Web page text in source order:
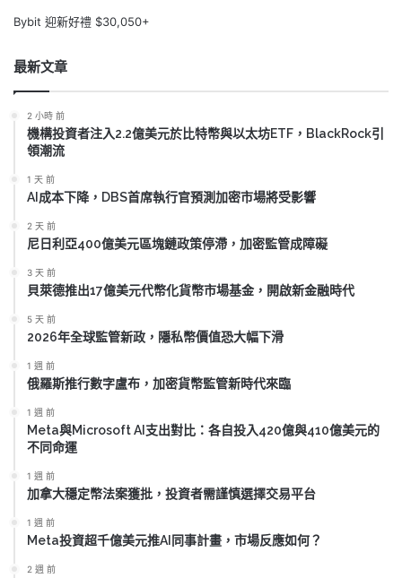
Bybit 迎新好禮 $30,050+
最新文章
2 小時 前
機構投資者注入2.2億美元於比特幣與以太坊ETF，BlackRock引
領潮流
1 天 前
AI成本下降，DBS首席執行官預測加密市場將受影響
2 天 前
尼日利亞400億美元區塊鏈政策停滯，加密監管成障礙
3 天 前
貝萊德推出17億美元代幣化貨幣市場基金，開啟新金融時代
5 天 前
2026年全球監管新政，隱私幣價值恐大幅下滑
1 週 前
俄羅斯推行數字盧布，加密貨幣監管新時代來臨
1 週 前
Meta與Microsoft AI支出對比：各自投入420億與410億美元的
不同命運
1 週 前
加拿大穩定幣法案獲批，投資者需謹慎選擇交易平台
1 週 前
Meta投資超千億美元推AI同事計畫，市場反應如何？
2 週 前